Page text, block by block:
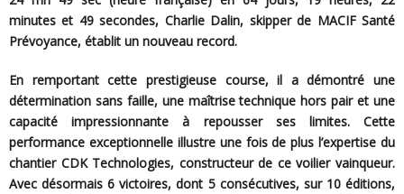
minutes et 49 secondes, Charlie Dalin, skipper de MACIF Santé
Prévoyance, établit un nouveau record.
En remportant cette prestigieuse course, il a démontré une
détermination sans faille, une maîtrise technique hors pair et une
capacité impressionnante à repousser ses limites. Cette
performance exceptionnelle illustre une fois de plus l’expertise du
chantier CDK Technologies, constructeur de ce voilier vainqueur.
Avec désormais 6 victoires, dont 5 consécutives, sur 10 éditions,